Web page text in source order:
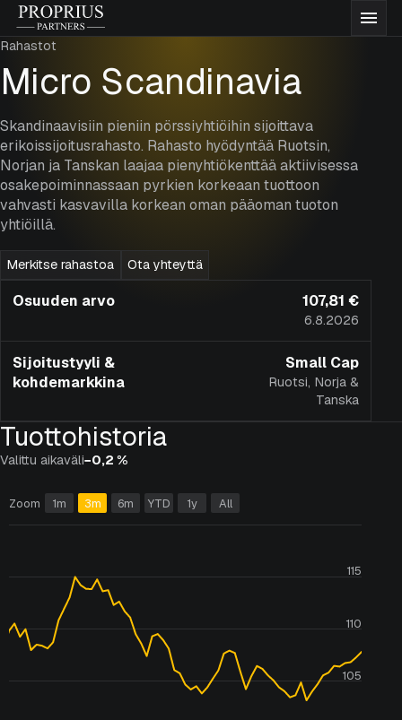
Siirry
sisältöön
Proprius
Partners
Rahastot
Meistä
Ajatuksiamme
Yhteystiedot
Merkitse rahastoja
Rahastot
Micro Scandinavia
Skandinaavisiin pieniin pörssiyhtiöihin sijoittava
erikoissijoitusrahasto. Rahasto hyödyntää Ruotsin,
Norjan ja Tanskan laajaa pienyhtiökenttää aktiivisessa
osakepoiminnassaan pyrkien korkeaan tuottoon
vahvasti kasvavilla korkean oman pääoman tuoton
yhtiöillä.
Merkitse rahastoa Ota yhteyttä
Osuuden arvo 107,81 €
6.8.2026
Sijoitustyyli &
kohdemarkkina
Small Cap
Ruotsi, Norja &
Tanska
Tuottohistoria
Valittu aikaväli−0,2 %
Zoom 1m 3m 6m YTD 1y All
105
110
115